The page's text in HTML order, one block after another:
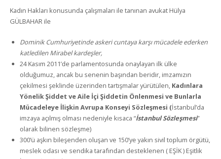
Kadın Hakları konusunda çalışmaları ile tanınan avukat Hülya
GÜLBAHAR ile
Dominik Cumhuriyetinde askeri cuntaya karşı mücadele ederken
katledilen Mirabel kardeşler,
24 Kasım 2011’de parlamentosunda onaylayan ilk ülke
olduğumuz, ancak bu senenin başından beridir, imzamızın
çekilmesi şeklinde üzerinden tartışmalar yürütülen, Kadınlara
Yönelik Şiddet ve Aile İçi Şiddetin Önlenmesi ve Bunlarla
Mücadeleye İlişkin Avrupa Konseyi Sözleşmesi (İstanbul’da
imzaya açılmış olması nedeniyle kısaca “İstanbul Sözleşmesi”
olarak bilinen sözleşme)
300’ü aşkın bileşenden oluşan ve 150’ye yakın sivil toplum örgütü,
meslek odası ve sendika tarafından desteklenen ( EŞİK ) Eşitlik